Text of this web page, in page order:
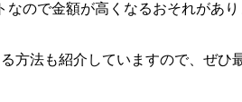
なので金額が高くなるおそれがあり
方法も紹介していますので、ぜひ